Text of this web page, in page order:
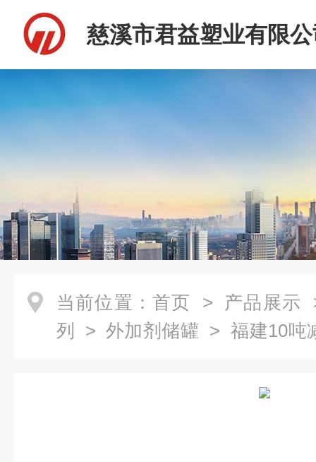
慈溪市君益塑业有限
当前位置： 首页 > 产品展示
列
> 外加剂储罐 > 福建10吨